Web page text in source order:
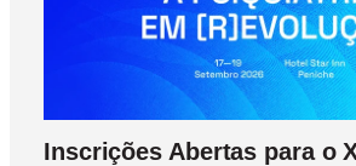
Inscrições Abertas para o